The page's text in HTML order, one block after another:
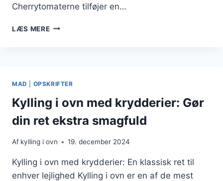
Cherrytomaterne tilføjer en…
LÆS MEREKYLLING
OG
SUND
RET
MAD OPSKRIFTER
Kylling i ovn med krydderier: Gør
din ret ekstra smagfuld
Af kylling i ovn 19. december 2024
Kylling i ovn med krydderier: En klassisk ret til
enhver lejlighed Kylling i ovn er en af de mest